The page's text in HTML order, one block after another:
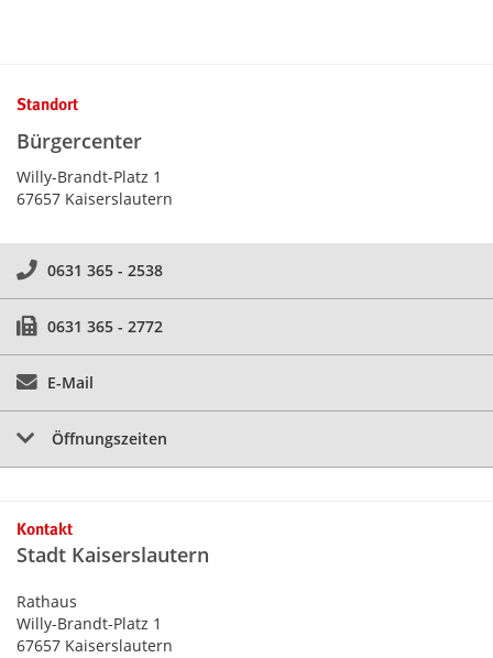
Standort
Bürgercenter
Willy-Brandt-Platz 1
67657 Kaiserslautern
0631 365 - 2538
0631 365 - 2772
E-Mail
Öffnungszeiten
Kontakt
Stadt Kaiserslautern
Rathaus
Willy-Brandt-Platz 1
67657 Kaiserslautern